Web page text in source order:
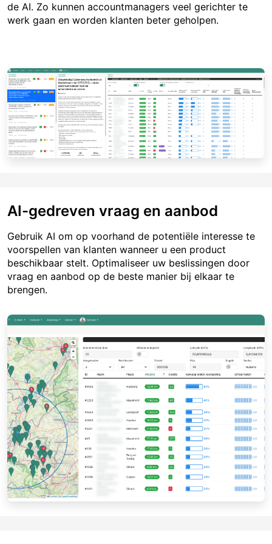
de AI. Zo kunnen accountmanagers veel gerichter te
werk gaan en worden klanten beter geholpen.
AI-gedreven vraag en aanbod
Gebruik AI om op voorhand de potentiële interesse te
voorspellen van klanten wanneer u een product
beschikbaar stelt. Optimaliseer uw beslissingen door
vraag en aanbod op de beste manier bij elkaar te
brengen.